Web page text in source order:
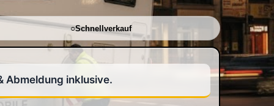
Schnellverkauf
Abmeldung inklusive.